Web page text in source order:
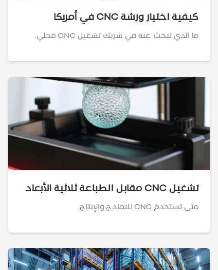
كيفية اختيار ورشة CNC في أمريكا
ما الذي تبحث عنه في شريك تشغيل CNC محلي.
تشغيل CNC مقابل الطباعة ثلاثية الأبعاد
متى تستخدم CNC للنماذج والإنتاج.